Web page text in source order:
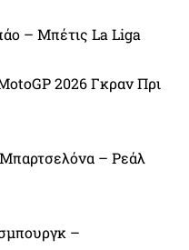
– Μπέτις La Liga
2026 Γκραν Πρι
Μπαρτσελόνα – Ρεάλ
–